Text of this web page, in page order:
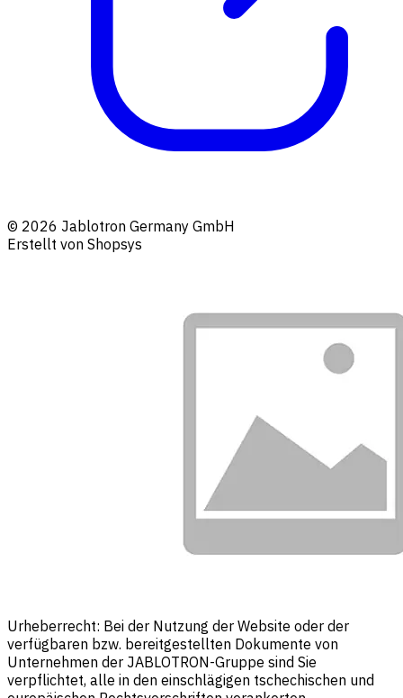
© 2026 Jablotron Germany GmbH
Erstellt von Shopsys
Urheberrecht: Bei der Nutzung der Website oder der
verfügbaren bzw. bereitgestellten Dokumente von
Unternehmen der JABLOTRON-Gruppe sind Sie
verpflichtet, alle in den einschlägigen tschechischen und